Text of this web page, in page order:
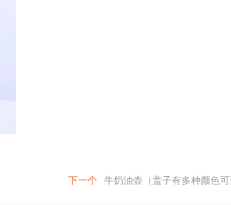
下一个 牛奶油壶（盖子有多种颜色